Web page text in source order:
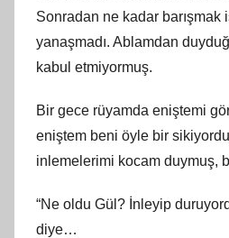
Sonradan ne kadar barışmak
yanaşmadı. Ablamdan
kabul etmiyormuş.
Bir gece rüyamda eniştemi
eniştem beni öyle bir
inlemelerimi kocam duymuş,
“Ne oldu Gül? İnleyip
diye…